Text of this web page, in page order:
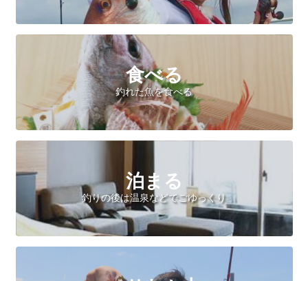
食べる
釣れた魚を食べる
泊まる
釣りの後は温泉などでごゆっくり